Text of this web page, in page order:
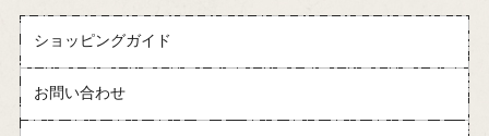
ショッピングガイド
お問い合わせ